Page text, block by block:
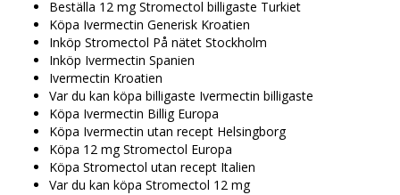
Beställa 12 mg Stromectol billigaste Turkiet
Köpa Ivermectin Generisk Kroatien
Inköp Stromectol På nätet Stockholm
Inköp Ivermectin Spanien
Ivermectin Kroatien
Var du kan köpa billigaste Ivermectin billigaste
Köpa Ivermectin Billig Europa
Köpa Ivermectin utan recept Helsingborg
Köpa 12 mg Stromectol Europa
Köpa Stromectol utan recept Italien
Var du kan köpa Stromectol 12 mg